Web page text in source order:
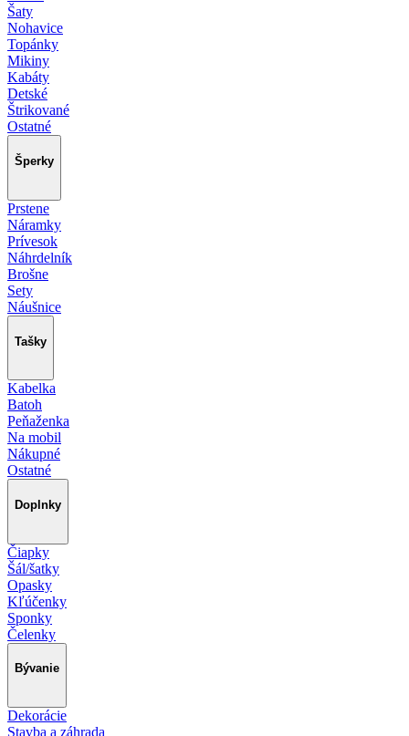
Šaty
Nohavice
Topánky
Mikiny
Kabáty
Detské
Štrikované
Ostatné
Šperky
Prstene
Náramky
Prívesok
Náhrdelník
Brošne
Sety
Náušnice
Tašky
Kabelka
Batoh
Peňaženka
Na mobil
Nákupné
Ostatné
Doplnky
Čiapky
Šál/šatky
Opasky
Kľúčenky
Sponky
Čelenky
Bývanie
Dekorácie
Stavba a záhrada